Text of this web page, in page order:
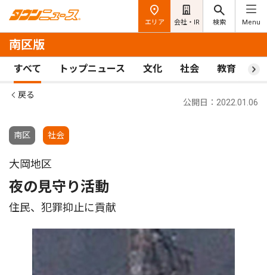
エリア 会社・IR 検索 Menu
南区版
すべて トップニュース 文化 社会 教育 ス
戻る
南区 社会
公開日：2022.01.06
大岡地区
夜の見守り活動
住民、犯罪抑止に貢献